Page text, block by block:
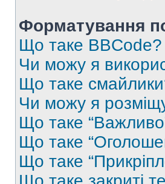
Форматування
Що таке BBCode?
Чи можу я
Що таке
Чи можу я
Що таке
Що таке
Що таке